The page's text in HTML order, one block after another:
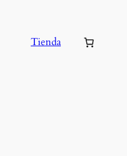
Tienda